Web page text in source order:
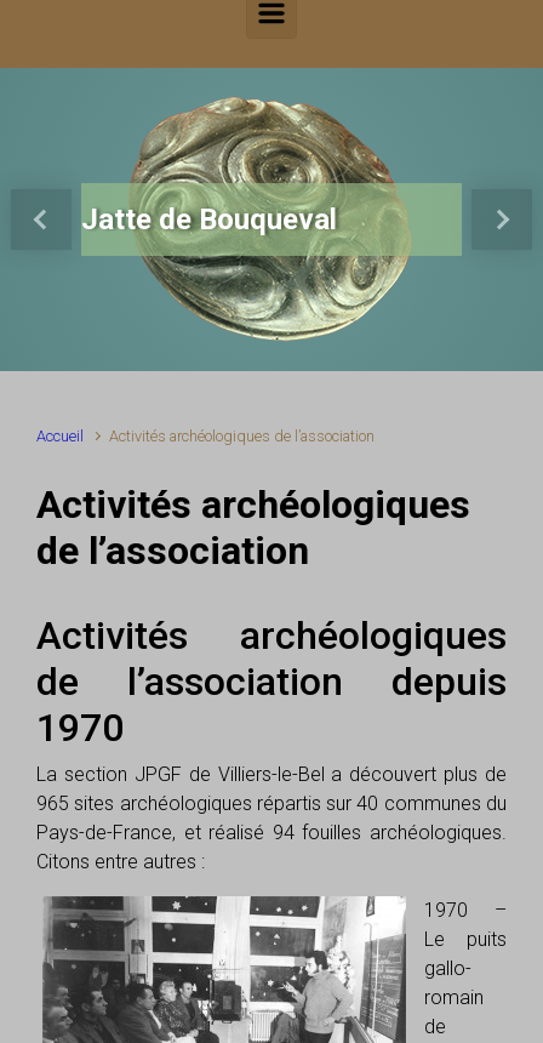
Jatte de Bouqueval
Previous Next
Accueil Activités archéologiques de l’association
Activités archéologiques
de l’association
Activités archéologiques
de l’association depuis
1970
La section JPGF de Villiers-le-Bel a découvert plus de
965 sites archéologiques répartis sur 40 communes du
Pays-de-France, et réalisé 94 fouilles archéologiques.
Citons entre autres :
1970 –
Le puits
gallo-
romain
de